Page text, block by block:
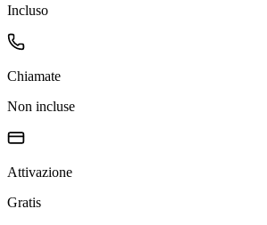
Incluso
Chiamate
Non incluse
Attivazione
Gratis